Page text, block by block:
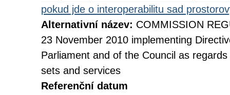
pokud jde o interoperabilitu sad
Alternativní název: COMMISSION
23 November 2010 implementing
Parliament and of the Council as
sets and services
Referenční datum